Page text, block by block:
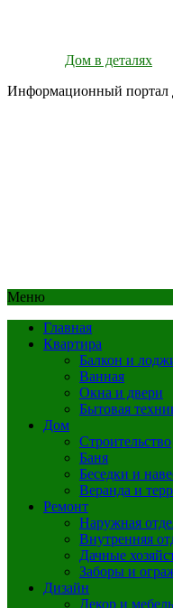
Дом в деталях
Информационный портал
Меню
Главная
Квартира
Балкон и
Ванная
Окна и двери
Бытовая
Дом
Строительство
Баня
Беседки и
Веранда и
Ремонт
Наружная
Внутренняя
Дачные
Заборы и
Дизайн
Декор и мебель